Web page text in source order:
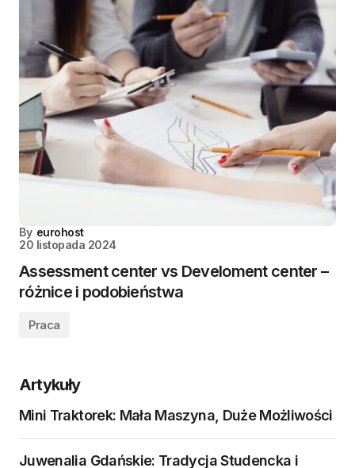
By eurohost
20 listopada 2024
Assessment center vs Develoment center –
różnice i podobieństwa
Praca
Artykuły
Mini Traktorek: Mała Maszyna, Duże Możliwości
Juwenalia Gdańskie: Tradycja Studencka i